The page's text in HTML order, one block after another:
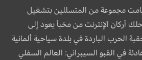
مجموعة من المتسللين بتشغيل
أركان الإنترنت من مخبأ يعود إلى
الحرب الباردة في بلدة سياحية ألمانية
في القبو السيبراني: العالم السفلي